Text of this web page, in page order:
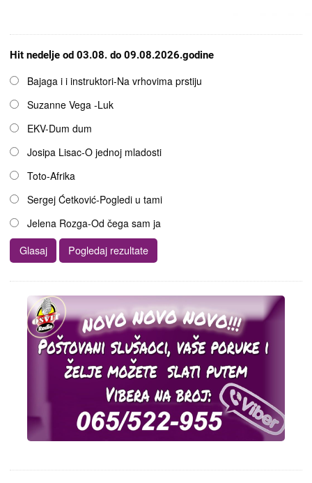
Hit nedelje od 03.08. do 09.08.2026.godine
OpcijeBajaga i i instruktori-Na vrhovima prstiju
Suzanne Vega -Luk
EKV-Dum dum
Josipa Lisac-O jednoj mladosti
Toto-Afrika
Sergej Ćetković-Pogledi u tami
Jelena Rozga-Od čega sam ja